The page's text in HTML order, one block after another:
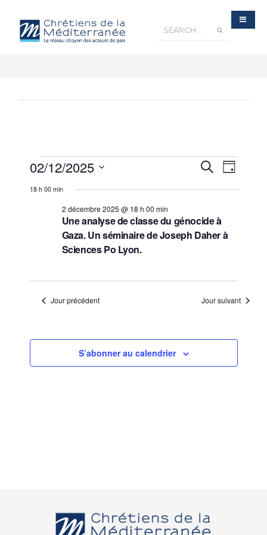
Recherche
et
navigation
Évènements
Recherche
de
vues
Jour
02/12/2025
une
18 h 00 min
Une analyse de classe du génocide à
Gaza. Un séminaire de Joseph Daher à
Sciences Po Lyon.
2 décembre 2025 @ 18 h 00 min
Jour précédent Jour suivant
S’abonner au calendrier